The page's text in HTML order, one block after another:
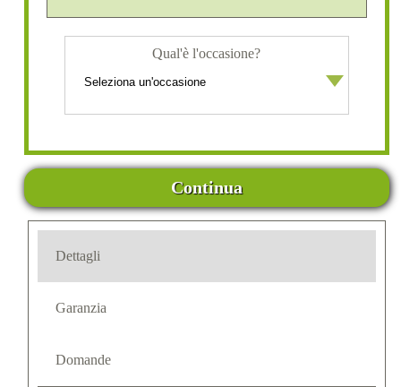
Qual'è l'occasione?
Continua
Dettagli
Garanzia
Domande